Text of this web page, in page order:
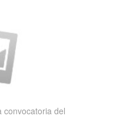
convocatoria del